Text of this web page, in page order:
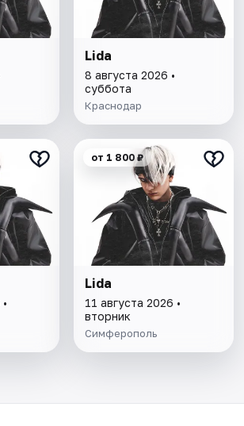
Lida
8 августа 2026 •
суббота
Краснодар
от 1 800 ₽
Lida
11 августа 2026 •
вторник
Симферополь